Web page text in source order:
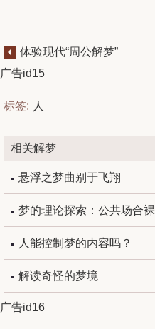
体验现代“周公解梦”
广告id15
标签: 人
相关解梦
悬浮之梦曲别于飞翔
梦的理论探索：公共场合裸
体，双腿发软，被追跑不动三
种梦的潜意
人能控制梦的内容吗？
解读奇怪的梦境
广告id16